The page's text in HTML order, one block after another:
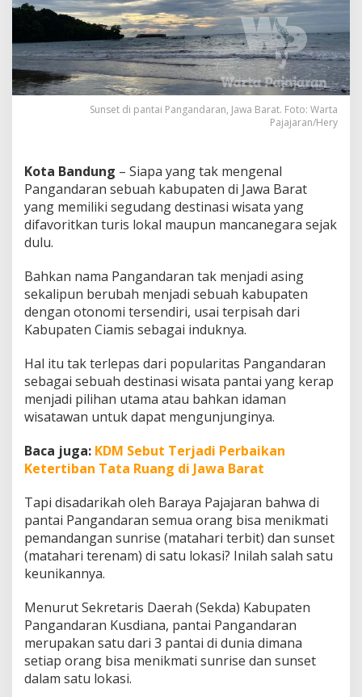
A
l
a
s
a
n
T
u
F
a
v
o
r
a
n
P
a
a
i
P
a
g
a
n
a
r
a
n
S
t
L
i
b
u
r
Sunset di pantai Pangandaran, Jawa Barat. Foto: Warta
Pajajaran/Hery
Kota Bandung – Siapa yang tak mengenal
Pangandaran sebuah kabupaten di Jawa Barat
yang memiliki segudang destinasi wisata yang
difavoritkan turis lokal maupun mancanegara sejak
dulu.
Bahkan nama Pangandaran tak menjadi asing
sekalipun berubah menjadi sebuah kabupaten
dengan otonomi tersendiri, usai terpisah dari
Kabupaten Ciamis sebagai induknya.
Hal itu tak terlepas dari popularitas Pangandaran
sebagai sebuah destinasi wisata pantai yang kerap
menjadi pilihan utama atau bahkan idaman
wisatawan untuk dapat mengunjunginya.
Baca juga: KDM Sebut Terjadi Perbaikan
Ketertiban Tata Ruang di Jawa Barat
Tapi disadarikah oleh Baraya Pajajaran bahwa di
pantai Pangandaran semua orang bisa menikmati
pemandangan sunrise (matahari terbit) dan sunset
(matahari terenam) di satu lokasi? Inilah salah satu
keunikannya.
Menurut Sekretaris Daerah (Sekda) Kabupaten
Pangandaran Kusdiana, pantai Pangandaran
merupakan satu dari 3 pantai di dunia dimana
setiap orang bisa menikmati sunrise dan sunset
dalam satu lokasi.